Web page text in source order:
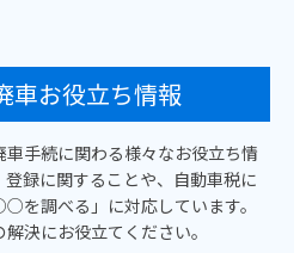
車お役立ち情報
手続に関わる様々なお役立ち情
録に関することや、自動車税に
を調べる」に対応しています。
決にお役立てください。